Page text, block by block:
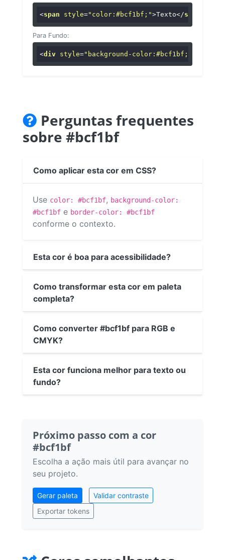
<span style="color:#bcf1bf;">Texto</span
Para Fundo:
<div style="background-color:#bcf1bf;"
Perguntas frequentes
sobre #bcf1bf
Como aplicar esta cor em CSS?
Use color: #bcf1bf, background-color:
#bcf1bf e border-color: #bcf1bf
conforme o contexto.
Esta cor é boa para acessibilidade?
Como transformar esta cor em paleta
completa?
Como converter #bcf1bf para RGB e
CMYK?
Esta cor funciona melhor para texto ou
fundo?
Próximo passo com a cor
#bcf1bf
Escolha a ação mais útil para avançar no
seu projeto.
Gerar paleta
Validar contraste
Exportar tokens